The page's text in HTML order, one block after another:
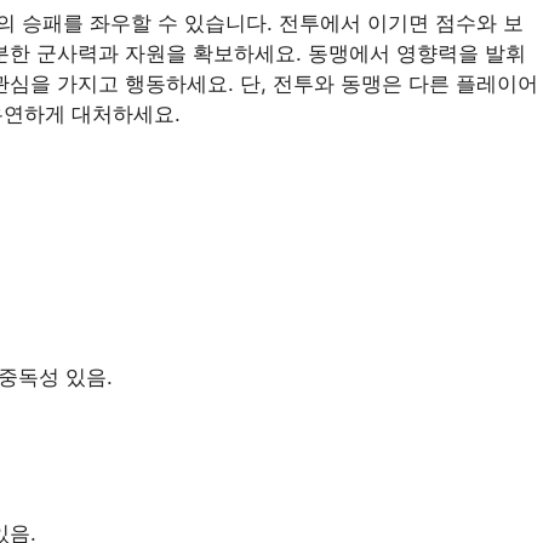
승패를 좌우할 수 있습니다. 전투에서 이기면 점수와 보
군사력과 자원을 확보하세요. 동맹에서 영향력을 발휘
을 가지고 행동하세요. 단, 전투와 동맹은 다른 플레이어
하게 대처하세요.
독성 있음.
음.